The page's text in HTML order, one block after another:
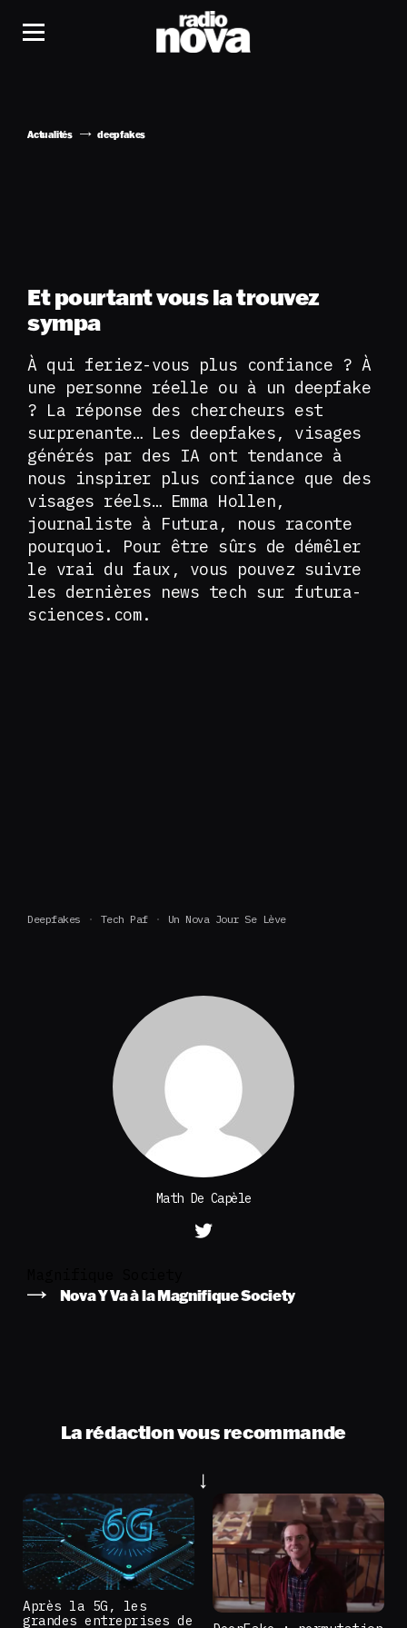
Actualités deepfakes
Et pourtant vous la trouvez
sympa
À qui feriez-vous plus confiance ? À
une personne réelle ou à un deepfake
? La réponse des chercheurs est
surprenante… Les deepfakes, visages
générés par des IA ont tendance à
nous inspirer plus confiance que des
visages réels… Emma Hollen,
journaliste à Futura, nous raconte
pourquoi. Pour être sûrs de démêler
le vrai du faux, vous pouvez suivre
les dernières news tech sur futura-
sciences.com.
Deepfakes Tech Paf Un Nova Jour Se Lève
Math De Capèle
Nova Y Va à la Magnifique Society
La rédaction vous recommande
Après la 5G, les
grandes entreprises de